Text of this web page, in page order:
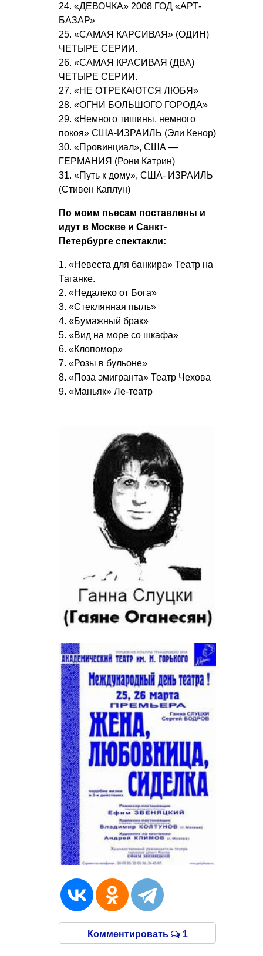
24. «ДЕВОЧКА» 2008 ГОД «АРТ-
БАЗАР»
25. «САМАЯ КАРСИВАЯ» (ОДИН)
ЧЕТЫРЕ СЕРИИ.
26. «САМАЯ КРАСИВАЯ (ДВА)
ЧЕТЫРЕ СЕРИИ.
27. «НЕ ОТРЕКАЮТСЯ ЛЮБЯ»
28. «ОГНИ БОЛЬШОГО ГОРОДА»
29. «Немного тишины, немного
покоя» США-ИЗРАИЛЬ (Эли Кенор)
30. «Провинциал», США —
ГЕРМАНИЯ (Рони Катрин)
31. «Путь к дому», США- ИЗРАИЛЬ
(Стивен Каплун)
По моим пьесам поставлены и
идут в Москве и Санкт-
Петербурге спектакли:
1. «Невеста для банкира» Театр на
Таганке.
2. «Недалеко от Бога»
3. «Стеклянная пыль»
4. «Бумажный брак»
5. «Вид на море со шкафа»
6. «Клопомор»
7. «Розы в бульоне»
8. «Поза эмигранта» Театр Чехова
9. «Маньяк» Ле-театр
Комментировать 1